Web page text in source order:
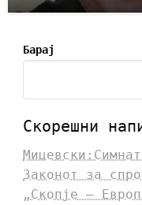
Барај
Скорешни
Законот за
„Скопје –